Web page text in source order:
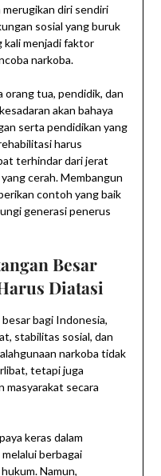
merugikan diri sendiri
sosial yang buruk
kali menjadi faktor
narkoba.
tua, pendidik, dan
akan bahaya
serta pendidikan yang
harus
terhindar dari jerat
cerah. Membangun
contoh yang baik
generasi penerus
Besar
Diatasi
bagi Indonesia,
stabilitas sosial, dan
narkoba tidak
tetapi juga
masyarakat secara
keras dalam
berbagai
Namun,